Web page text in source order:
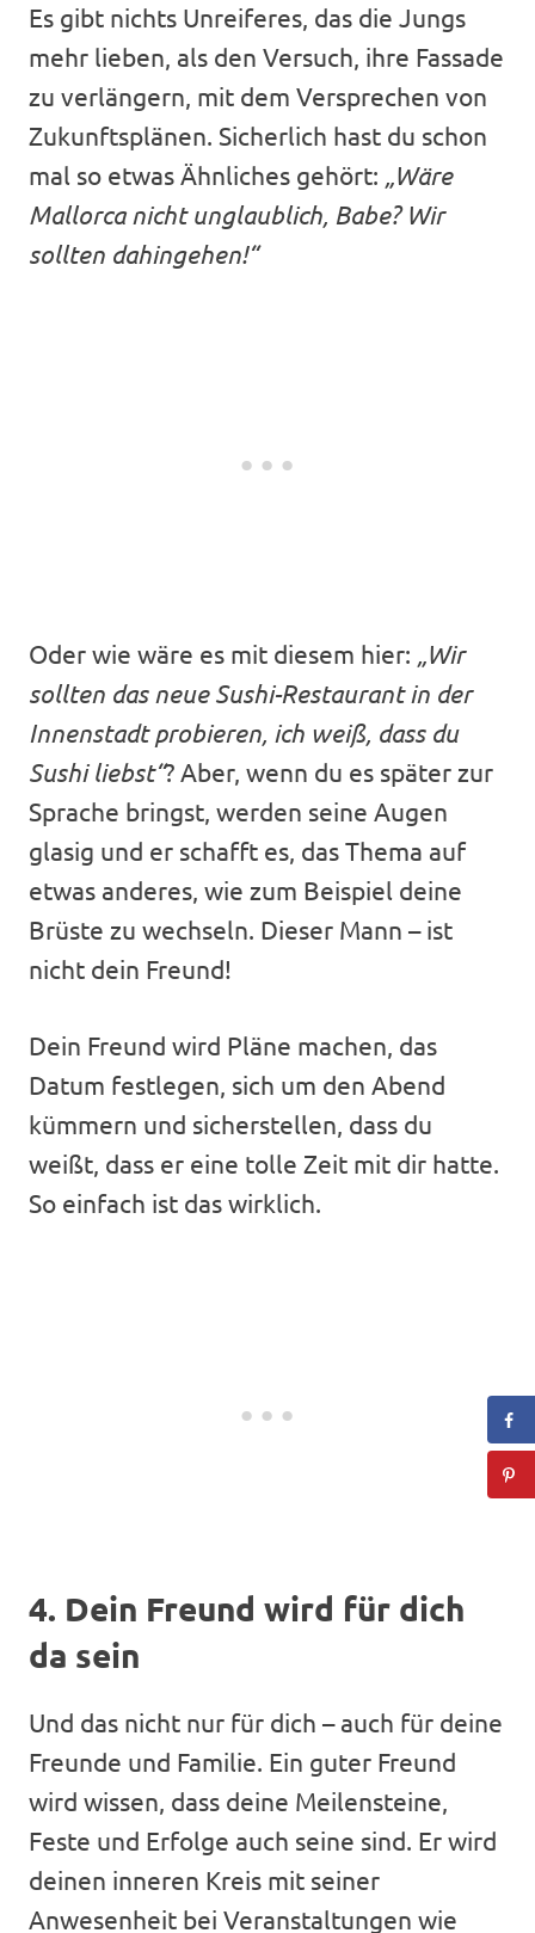
Es gibt nichts Unreiferes, das die Jungs
mehr lieben, als den Versuch, ihre Fassade
zu verlängern, mit dem Versprechen von
Zukunftsplänen. Sicherlich hast du schon
mal so etwas Ähnliches gehört: „Wäre
Mallorca nicht unglaublich, Babe? Wir
sollten dahingehen!“
Oder wie wäre es mit diesem hier: „Wir
sollten das neue Sushi-Restaurant in der
Innenstadt probieren, ich weiß, dass du
Sushi liebst“? Aber, wenn du es später zur
Sprache bringst, werden seine Augen
glasig und er schafft es, das Thema auf
etwas anderes, wie zum Beispiel deine
Brüste zu wechseln. Dieser Mann – ist
nicht dein Freund!
Dein Freund wird Pläne machen, das
Datum festlegen, sich um den Abend
kümmern und sicherstellen, dass du
weißt, dass er eine tolle Zeit mit dir hatte.
So einfach ist das wirklich.
4. Dein Freund wird für dich
da sein
Und das nicht nur für dich – auch für deine
Freunde und Familie. Ein guter Freund
wird wissen, dass deine Meilensteine,
Feste und Erfolge auch seine sind. Er wird
deinen inneren Kreis mit seiner
Anwesenheit bei Veranstaltungen wie